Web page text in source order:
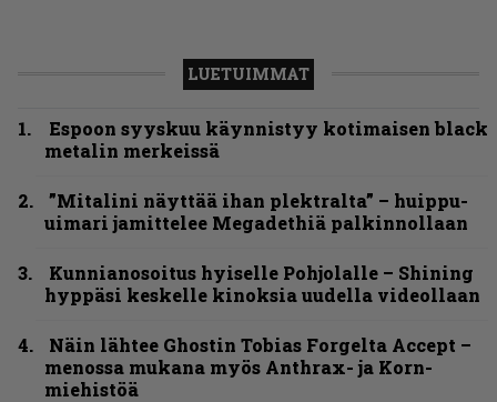
LUETUIMMAT
Espoon syyskuu käynnistyy kotimaisen black
metalin merkeissä
”Mitalini näyttää ihan plektralta” – huippu-
uimari jamittelee Megadethiä palkinnollaan
Kunnianosoitus hyiselle Pohjolalle – Shining
hyppäsi keskelle kinoksia uudella videollaan
Näin lähtee Ghostin Tobias Forgelta Accept –
menossa mukana myös Anthrax- ja Korn-
miehistöä